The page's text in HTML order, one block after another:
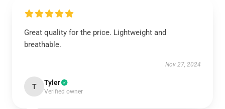
Great quality for the price. Lightweight and
breathable.
Nov 27, 2024
T Tyler
Verified owner